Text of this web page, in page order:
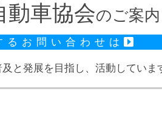
動車協会のご案内
るお問い合わせは
と発展を目指し、活動していま